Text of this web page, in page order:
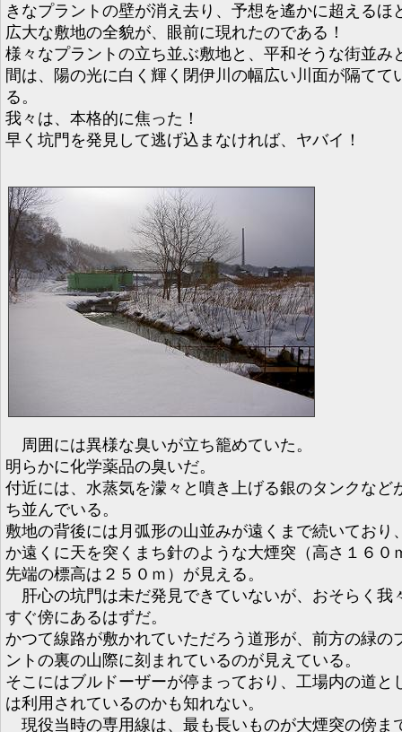
きなプラントの壁が消え去り、予想を遙かに超えるほ
広大な敷地の全貌が、眼前に現れたのである！
様々なプラントの立ち並ぶ敷地と、平和そうな街並み
間は、陽の光に白く輝く閉伊川の幅広い川面が隔てて
る。
我々は、本格的に焦った！
早く坑門を発見して逃げ込まなければ、ヤバイ！
周囲には異様な臭いが立ち籠めていた。
明らかに化学薬品の臭いだ。
付近には、水蒸気を濛々と噴き上げる銀のタンクなど
ち並んでいる。
敷地の背後には月弧形の山並みが遠くまで続いており
か遠くに天を突くまち針のような大煙突（高さ１６０
先端の標高は２５０ｍ）が見える。
肝心の坑門は未だ発見できていないが、おそらく我
すぐ傍にあるはずだ。
かつて線路が敷かれていただろう道形が、前方の緑の
ントの裏の山際に刻まれているのが見えている。
そこにはブルドーザーが停まっており、工場内の道と
は利用されているのかも知れない。
現役当時の専用線は、最も長いものが大煙突の傍ま